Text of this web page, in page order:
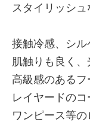
スタイリッシ
接触冷感、シル
肌触りも良く、
高級感のあるフ
レイヤードのコ
ワンピース等の